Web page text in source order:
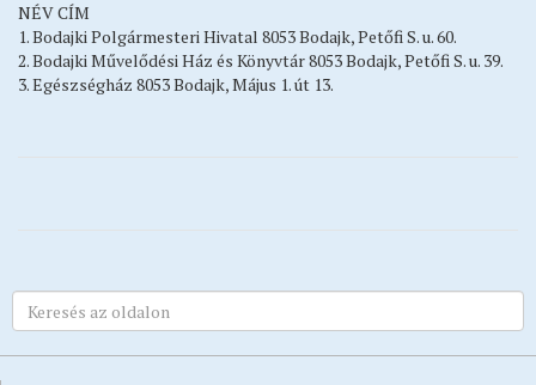
NÉV CÍM
1. Bodajki Polgármesteri Hivatal 8053 Bodajk, Petőfi S. u. 60.
2. Bodajki Művelődési Ház és Könyvtár 8053 Bodajk, Petőfi S. u. 39.
3. Egészségház 8053 Bodajk, Május 1. út 13.